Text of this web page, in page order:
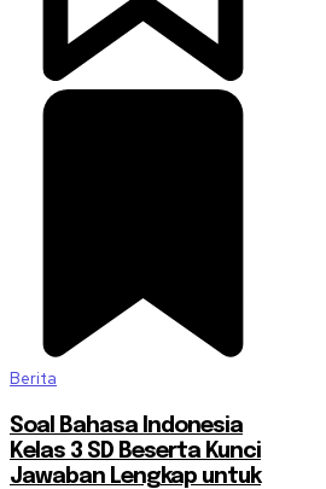
Berita
Soal Bahasa Indonesia
Kelas 3 SD Beserta Kunci
Jawaban Lengkap untuk